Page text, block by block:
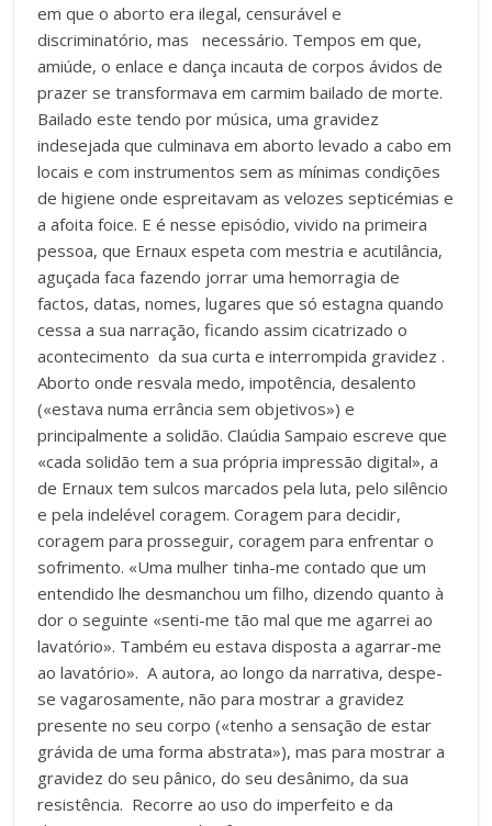
em que o aborto era ilegal, censurável e
discriminatório, mas necessário. Tempos em que,
amiúde, o enlace e dança incauta de corpos ávidos de
prazer se transformava em carmim bailado de morte.
Bailado este tendo por música, uma gravidez
indesejada que culminava em aborto levado a cabo em
locais e com instrumentos sem as mínimas condições
de higiene onde espreitavam as velozes septicémias e
a afoita foice. E é nesse episódio, vivido na primeira
pessoa, que Ernaux espeta com mestria e acutilância,
aguçada faca fazendo jorrar uma hemorragia de
factos, datas, nomes, lugares que só estagna quando
cessa a sua narração, ficando assim cicatrizado o
acontecimento da sua curta e interrompida gravidez .
Aborto onde resvala medo, impotência, desalento
(«estava numa errância sem objetivos») e
principalmente a solidão. Claúdia Sampaio escreve que
«cada solidão tem a sua própria impressão digital», a
de Ernaux tem sulcos marcados pela luta, pelo silêncio
e pela indelével coragem. Coragem para decidir,
coragem para prosseguir, coragem para enfrentar o
sofrimento. «Uma mulher tinha-me contado que um
entendido lhe desmanchou um filho, dizendo quanto à
dor o seguinte «senti-me tão mal que me agarrei ao
lavatório». Também eu estava disposta a agarrar-me
ao lavatório». A autora, ao longo da narrativa, despe-
se vagarosamente, não para mostrar a gravidez
presente no seu corpo («tenho a sensação de estar
grávida de uma forma abstrata»), mas para mostrar a
gravidez do seu pânico, do seu desânimo, da sua
resistência. Recorre ao uso do imperfeito e da